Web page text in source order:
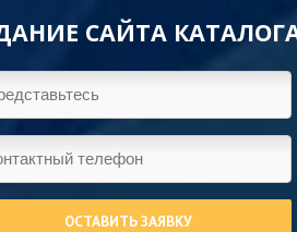
САЙТА
ОСТАВИТЬ ЗАЯВКУ